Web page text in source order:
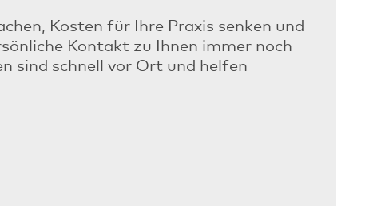
Kosten für Ihre Praxis senken und
Kontakt zu Ihnen immer noch
sind schnell vor Ort und helfen